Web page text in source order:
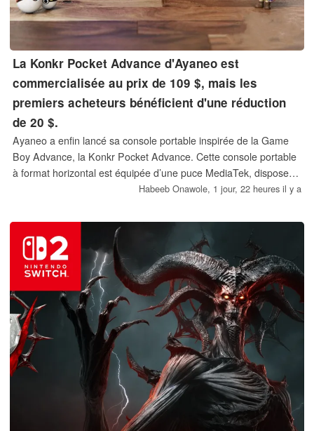
La Konkr Pocket Advance d'Ayaneo est
commercialisée au prix de 109 $, mais les
premiers acheteurs bénéficient d'une réduction
de 20 $.
Ayaneo a enfin lancé sa console portable inspirée de la Game
Boy Advance, la Konkr Pocket Advance. Cette console portable
à format horizontal est équipée d’une puce MediaTek, dispose
d’une fonctionnalité d’émulation PS2 et peut d’ores et déjà être
Habeeb Onawole, 1 jour, 22 heures il y a